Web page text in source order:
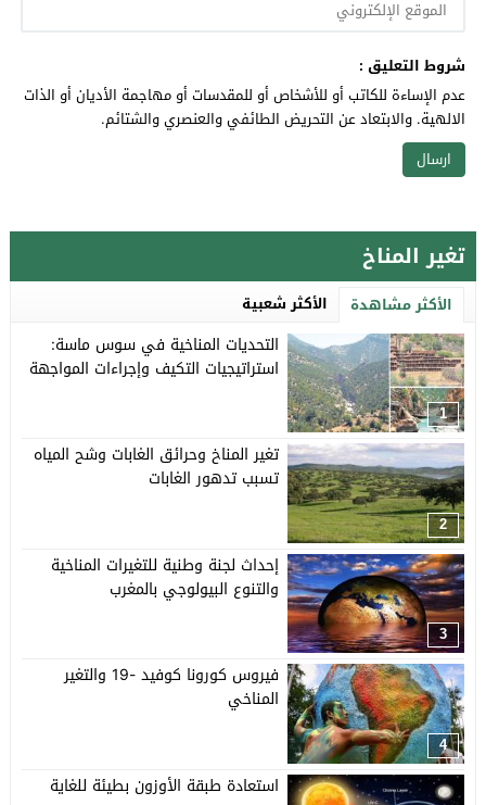
شروط التعليق :
عدم الإساءة للكاتب أو للأشخاص أو للمقدسات أو مهاجمة الأديان أو الذات
الالهية. والابتعاد عن التحريض الطائفي والعنصري والشتائم.
تغير المناخ
الأكثر مشاهدة الأكثر شعبية
1
التحديات المناخية في سوس ماسة:
استراتيجيات التكيف وإجراءات المواجهة
2
تغير المناخ وحرائق الغابات وشح المياه
تسبب تدهور الغابات
3
إحداث لجنة وطنية للتغيرات المناخية
والتنوع البيولوجي بالمغرب
4
فيروس كورونا كوفيد -19 والتغير
المناخي
استعادة طبقة الأوزون بطيئة للغاية